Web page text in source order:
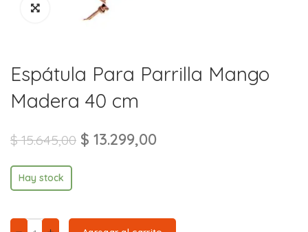
Espátula Para Parrilla Mango
Madera 40 cm
$15.645,00 $ 13.299,00
Hay stock